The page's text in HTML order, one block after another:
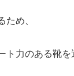
ため、
ト力のある靴